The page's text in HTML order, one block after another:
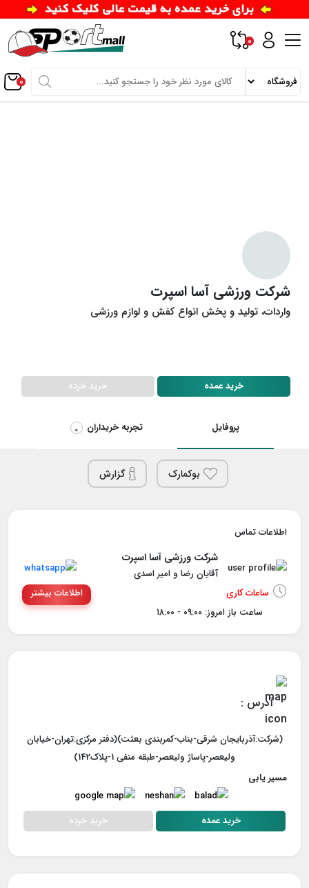
0
0
شرکت ورزشی آسا اسپرت
واردات، تولید و پخش انواع کفش و لوازم ورزشی
خرید عمده خرید خرده
پروفایل تجربه خریداران 0
بوکمارک گزارش
اطلاعات تماس
شرکت ورزشی آسا اسپرت
آقایان رضا و امیر اسدی
ساعات کاری
ساعت باز امروز: ۰۹:۰۰ - ۱۸:۰۰
اطلاعات بیشتر
آدرس :
(شرکت:آذربایجان شرقی-بناب-کمربندی بعثت)(دفتر مرکزی:تهران-خیابان
ولیعصر-پاساژ ولیعصر-طبقه منفی 1-پلاک142)
مسیر یابی
خرید عمده خرید خرده